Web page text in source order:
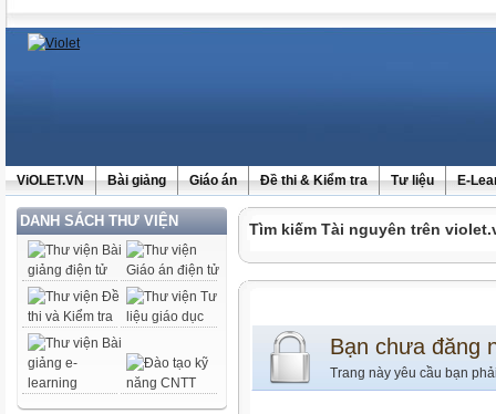
ViOLET.VN Bài giảng Giáo án Đề thi & Kiểm tra Tư liệu E-
DANH SÁCH THƯ VIỆN Tìm kiếm Tài nguyên trên
Bạn chưa đăng
Trang này yêu cầu bạn